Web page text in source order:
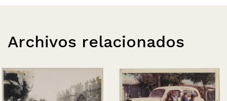
Archivos relacionados